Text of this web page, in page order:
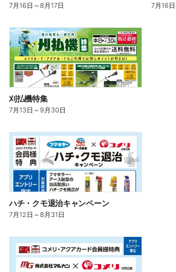
7月16日 ～8月17日 7月16日
刈払機特集
7月13日 ～9月30日
ハチ・クモ退治キャンペーン
7月12日 ～8月31日